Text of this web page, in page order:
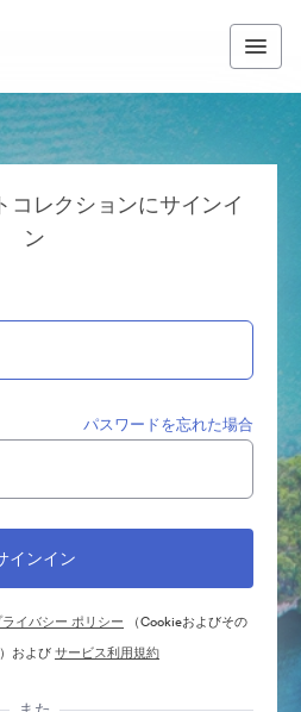
コレクションにサインイ
ン
パスワードを忘れた場合
ライバシー ポリシー （Cookieおよびその
およびサービス利用規約